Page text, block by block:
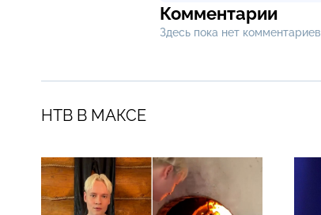
Комментарии
Здесь пока нет
НТВ В МАКСЕ